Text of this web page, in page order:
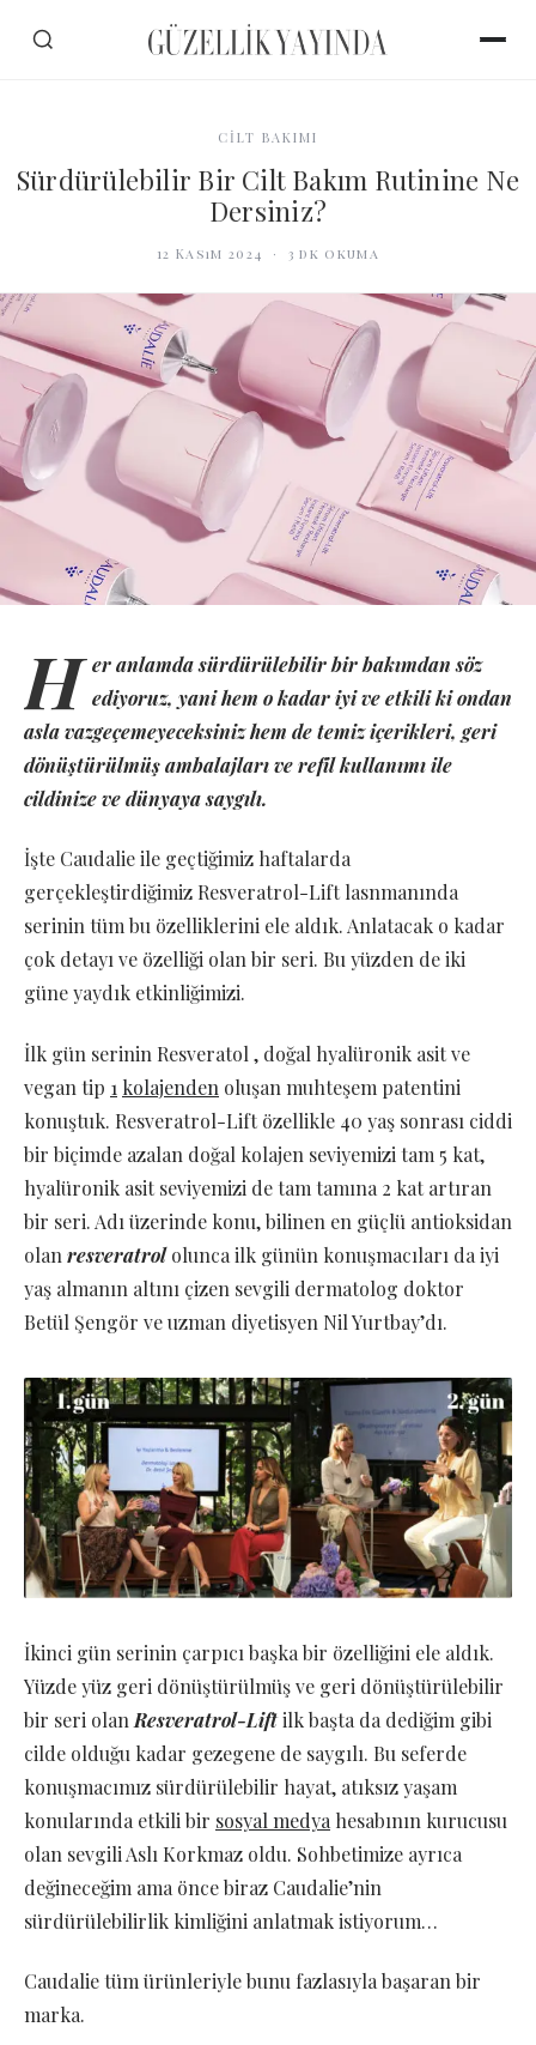
CİLT BAKIMI
Sürdürülebilir Bir Cilt Bakım Rutinine Ne
Dersiniz?
12 Kasım 2024 · 3 dk okuma
H er anlamda sürdürülebilir bir bakımdan söz
ediyoruz, yani hem o kadar iyi ve etkili ki ondan
asla vazgeçemeyeceksiniz hem de temiz içerikleri, geri
dönüştürülmüş ambalajları ve refil kullanımı ile
cildinize ve dünyaya saygılı.
İşte Caudalie ile geçtiğimiz haftalarda
gerçekleştirdiğimiz Resveratrol-Lift lasnmanında
serinin tüm bu özelliklerini ele aldık. Anlatacak o kadar
çok detayı ve özelliği olan bir seri. Bu yüzden de iki
güne yaydık etkinliğimizi.
İlk gün serinin Resveratol , doğal hyalüronik asit ve
vegan tip 1 kolajenden oluşan muhteşem patentini
konuştuk. Resveratrol-Lift özellikle 40 yaş sonrası ciddi
bir biçimde azalan doğal kolajen seviyemizi tam 5 kat,
hyalüronik asit seviyemizi de tam tamına 2 kat artıran
bir seri. Adı üzerinde konu, bilinen en güçlü antioksidan
olan resveratrololunca ilk günün konuşmacıları da iyi
yaş almanın altını çizen sevgili dermatolog doktor
Betül Şengör ve uzman diyetisyen Nil Yurtbay’dı.
İkinci gün serinin çarpıcı başka bir özelliğini ele aldık.
Yüzde yüz geri dönüştürülmüş ve geri dönüştürülebilir
bir seri olan Resveratrol-Liftilk başta da dediğim gibi
cilde olduğu kadar gezegene de saygılı. Bu seferde
konuşmacımız sürdürülebilir hayat, atıksız yaşam
konularında etkili bir sosyal medya hesabının kurucusu
olan sevgili Aslı Korkmaz oldu. Sohbetimize ayrıca
değineceğim ama önce biraz Caudalie’nin
sürdürülebilirlik kimliğini anlatmak istiyorum…
Caudalie tüm ürünleriyle bunu fazlasıyla başaran bir
marka.